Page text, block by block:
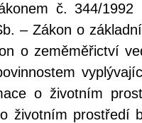
č. 344/
– Zákon o
o zeměměřictví
o životním
životním prostředí